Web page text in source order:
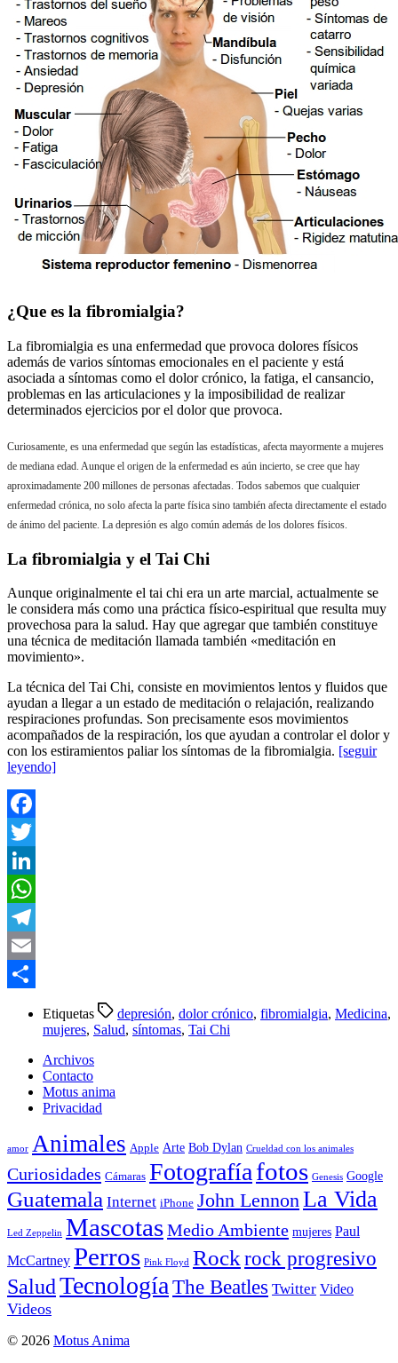
¿Que es la fibromialgia?
La fibromialgia es una enfermedad que provoca dolores físicos
además de varios síntomas emocionales en el paciente y está
asociada a síntomas como el dolor crónico, la fatiga, el cansancio,
problemas en las articulaciones y la imposibilidad de realizar
determinados ejercicios por el dolor que provoca.
Curiosamente, es una enfermedad que según las estadísticas, afecta mayormente a mujeres
de mediana edad. Aunque el origen de la enfermedad es aún incierto, se cree que hay
aproximadamente 200 millones de personas afectadas. Todos sabemos que cualquier
enfermedad crónica, no solo afecta la parte física sino también afecta directamente el estado
de ánimo del paciente. La depresión es algo común además de los dolores físicos.
La fibromialgia y el Tai Chi
Aunque originalmente el tai chi era un arte marcial, actualmente se
le considera más como una práctica físico-espiritual que resulta muy
provechosa para la salud. Hay que agregar que también constituye
una técnica de meditación llamada también «meditación en
movimiento».
La técnica del Tai Chi, consiste en movimientos lentos y fluidos que
ayudan a llegar a un estado de meditación o relajación, realizando
respiraciones profundas. Son precisamente esos movimientos
acompañados de la respiración, los que ayudan a controlar el dolor y
con los estiramientos paliar los síntomas de la fibromialgia. [seguir
leyendo]
Facebook
Twitter
LinkedIn
WhatsApp
Telegram
Email
Etiquetas depresión, dolor crónico, fibromialgia, Medicina,
mujeres, Salud, síntomas, Tai Chi
Archivos
Contacto
Motus anima
Privacidad
amor Animales Apple Arte Bob Dylan Crueldad con los animales
Curiosidades Cámaras Fotografíafotos Genesis Google
Guatemala Internet iPhone John LennonLa Vida
Led Zeppelin MascotasMedio Ambiente mujeres Paul
McCartney Perros Pink Floyd Rock rock progresivo
SaludTecnologíaThe Beatles Twitter Video
Videos
© 2026 Motus Anima